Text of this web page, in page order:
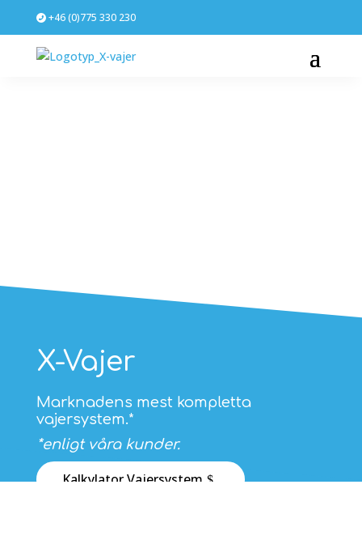
content
+46 (0)775 330 230
X-Vajer
Marknadens mest kompletta
vajersystem.*
*enligt våra kunder.
Kalkylator Vajersystem